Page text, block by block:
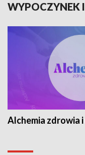
WYPOCZYNEK
Alchemia zdrowia